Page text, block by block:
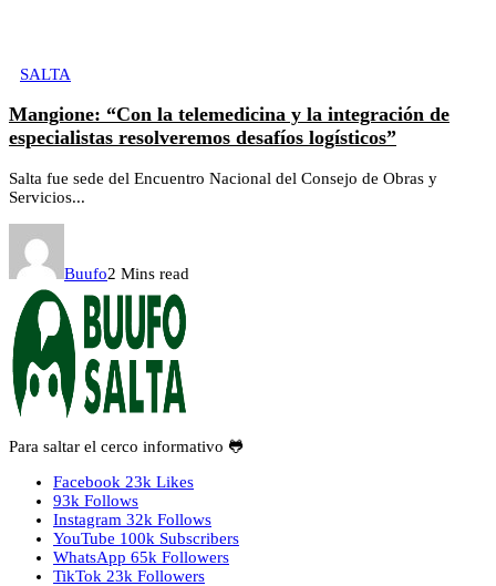
SALTA
Mangione: “Con la telemedicina y la integración de
especialistas resolveremos desafíos logísticos”
Salta fue sede del Encuentro Nacional del Consejo de Obras y
Servicios...
Buufo2 Mins read
Para saltar el cerco informativo 🐸
Facebook 23k Likes
93k Follows
Instagram 32k Follows
YouTube 100k Subscribers
WhatsApp 65k Followers
TikTok 23k Followers